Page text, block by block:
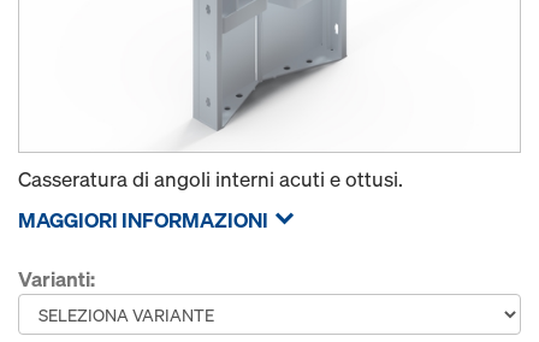
Casseratura di angoli interni acuti e ottusi.
MAGGIORI INFORMAZIONI
Varianti: